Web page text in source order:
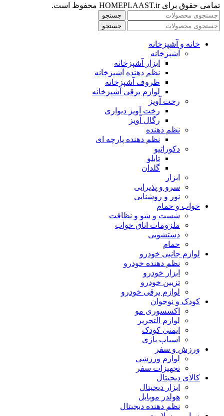
تمامی حقوق برای HOMEPLAAST.ir محفوظ است.
جستجو
جستجو
خانه و آشپزخانه
آشپزخانه
ابزار آشپزخانه
نظم دهنده آشپزخانه
ظروف آشپزخانه
لوازم برقی آشپزخانه
رخت آویز
رخت آویز دیواری
رگال آویز
نظم دهنده
نظم دهنده پارچه ای
دکوراتیو
تابلو
گلدان
ابزار
سرو و پذیرایی
نور و روشنایی
خواب و حمام
شست و شو و نظافت
ملزومات اتاق خواب
دستشویی
حمام
لوازم جانبی خودرو
نظم دهنده خودرو
ابزار خودرو
تزیین خودرو
لوازم برقی خودرو
کودک و نوجوان
اکسسوری مو
لوازم التحریر
ایمنی کودک
اسباب بازی
ورزش و سفر
لوازم ورزشی
تجهیزات سفر
کالای دیجیتال
ابزار دیجیتال
هولدر موبایل
نظم دهنده دیجیتال